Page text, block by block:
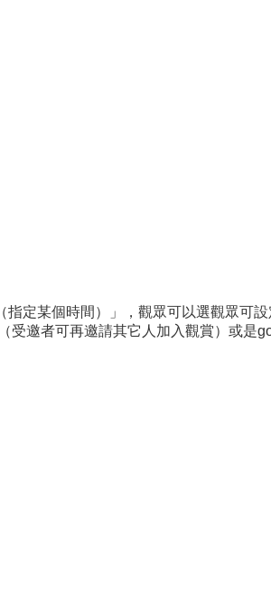
（指定某個時間）」，觀眾可以選觀眾可
（受邀者可再邀請其它人加入觀賞）或是